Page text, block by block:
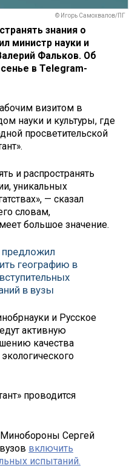
© Игорь Самохвалов/ПГ
знания о
министр науки и
Фальков. Об
в Telegram-
визитом в
науки и культуры, где
просветительской
и распространять
уникальных
— сказал
словам,
большое значение.
географию в
в вузы
и Русское
активную
качества
проводится
Минобороны Сергей
включить
испытаний.